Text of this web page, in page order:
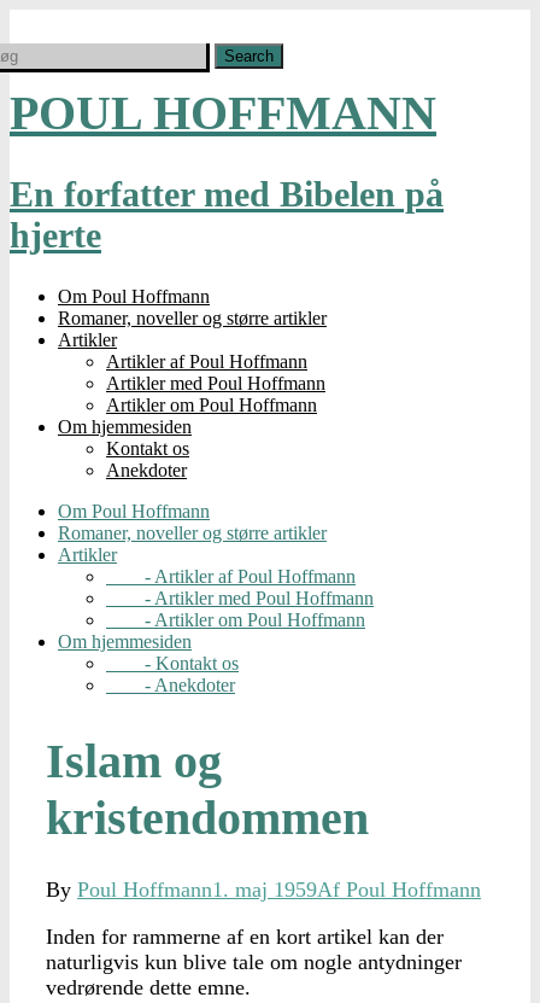
POUL HOFFMANN
En forfatter med Bibelen på
hjerte
Om Poul Hoffmann
Romaner, noveller og større artikler
Artikler
Artikler af Poul Hoffmann
Artikler med Poul Hoffmann
Artikler om Poul Hoffmann
Om hjemmesiden
Kontakt os
Anekdoter
Om Poul Hoffmann
Romaner, noveller og større artikler
Artikler
- Artikler af Poul Hoffmann
- Artikler med Poul Hoffmann
- Artikler om Poul Hoffmann
Om hjemmesiden
- Kontakt os
- Anekdoter
Islam og
kristendommen
By Poul Hoffmann1. maj 1959Af Poul Hoffmann
Inden for rammerne af en kort artikel kan der
naturligvis kun blive tale om nogle antydninger
vedrørende dette emne.